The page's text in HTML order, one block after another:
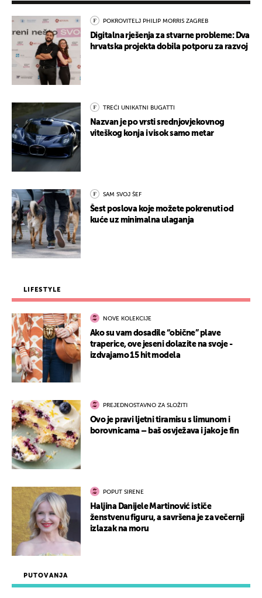
PUTOVANJA
POKROVITELJ PHILIP MORRIS ZAGREB
Digitalna rješenja za stvarne probleme: Dva
hrvatska projekta dobila potporu za razvoj
TREĆI UNIKATNI BUGATTI
Nazvan je po vrsti srednjovjekovnog
viteškog konja i visok samo metar
SAM SVOJ ŠEF
Šest poslova koje možete pokrenuti od
kuće uz minimalna ulaganja
LIFESTYLE
NOVE KOLEKCIJE
Ako su vam dosadile “obične” plave
traperice, ove jeseni dolazite na svoje -
izdvajamo 15 hit modela
PREJEDNOSTAVNO ZA SLOŽITI
Ovo je pravi ljetni tiramisu s limunom i
borovnicama – baš osvježava i jako je fin
POPUT SIRENE
Haljina Danijele Martinović ističe
ženstvenu figuru, a savršena je za večernji
izlazak na moru